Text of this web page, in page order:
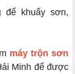
để khuấy sơn,
máy trộn sơn
Minh để được